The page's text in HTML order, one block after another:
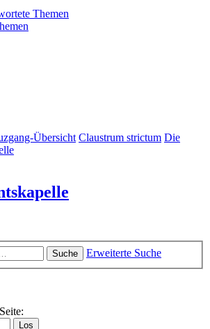
Themen
Übersicht Claustrum strictum Die
Suche
Erweiterte Suche